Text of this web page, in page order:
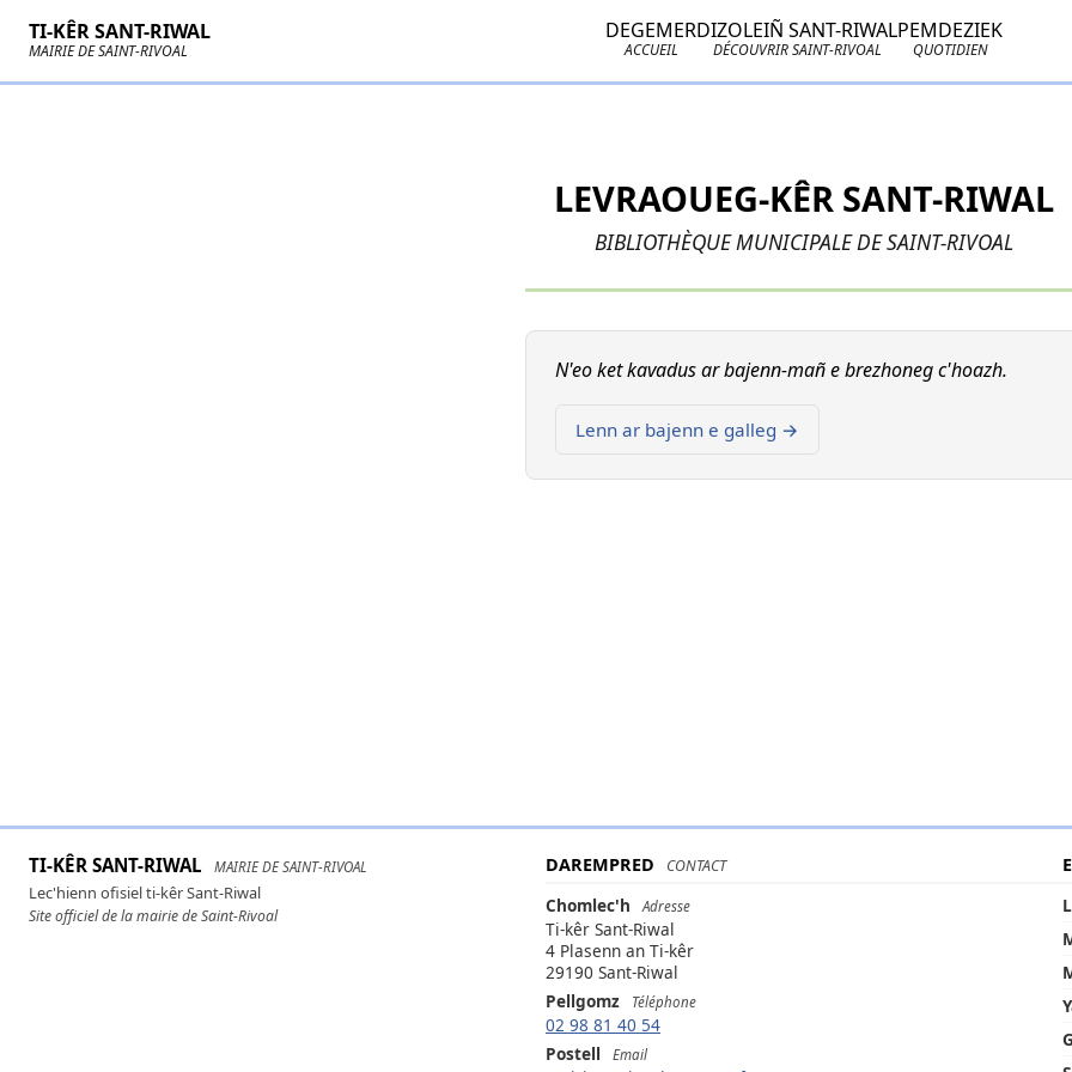
TI-KÊR SANT-RIWAL
MAIRIE DE SAINT-RIVOAL
DEGEMER
ACCUEIL
DIZOLEIÑ SANT-RIWAL
DÉCOUVRIR SAINT-RIVOAL
PEMDEZIEK
QUOTIDIEN
LEVRAOUEG-KÊR SANT-RIWAL
BIBLIOTHÈQUE MUNICIPALE DE SAINT-RIVOAL
N'eo ket kavadus ar bajenn-mañ e brezhoneg c'hoazh.
Lenn ar bajenn e galleg →
TI-KÊR SANT-RIWAL MAIRIE DE SAINT-RIVOAL
Lec'hienn ofisiel ti-kêr Sant-Riwal
Site officiel de la mairie de Saint-Rivoal
DAREMPRED CONTACT
Chomlec'h Adresse
Ti-kêr Sant-Riwal
4 Plasenn an Ti-kêr
29190 Sant-Riwal
Pellgomz
Téléphone
02 98 81 40 54
Postell
Email